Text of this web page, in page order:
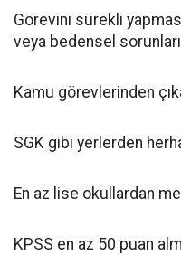
Görevini sürekli
veya bedensel
Kamu görevlerinden
SGK gibi yerlerden
En az lise okullardan
KPSS en az 50 puan